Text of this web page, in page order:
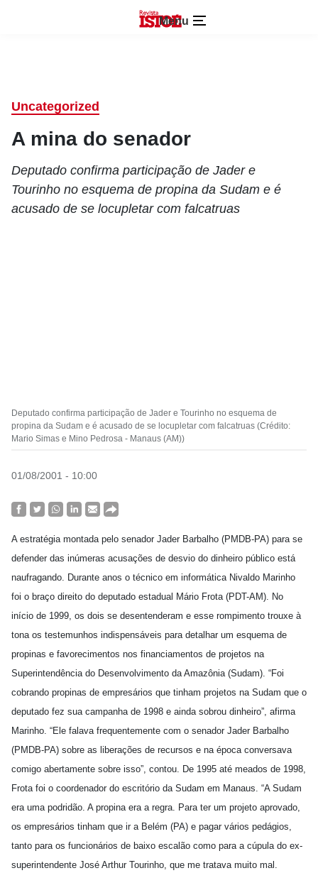
Menu
Uncategorized
A mina do senador
Deputado confirma participação de Jader e
Tourinho no esquema de propina da Sudam e é
acusado de se locupletar com falcatruas
Deputado confirma participação de Jader e Tourinho no esquema de
propina da Sudam e é acusado de se locupletar com falcatruas (Crédito:
Mario Simas e Mino Pedrosa - Manaus (AM))
01/08/2001 - 10:00
A estratégia montada pelo senador Jader Barbalho (PMDB-PA) para se
defender das inúmeras acusações de desvio do dinheiro público está
naufragando. Durante anos o técnico em informática Nivaldo Marinho
foi o braço direito do deputado estadual Mário Frota (PDT-AM). No
início de 1999, os dois se desentenderam e esse rompimento trouxe à
tona os testemunhos indispensáveis para detalhar um esquema de
propinas e favorecimentos nos financiamentos de projetos na
Superintendência do Desenvolvimento da Amazônia (Sudam). “Foi
cobrando propinas de empresários que tinham projetos na Sudam que o
deputado fez sua campanha de 1998 e ainda sobrou dinheiro”, afirma
Marinho. “Ele falava frequentemente com o senador Jader Barbalho
(PMDB-PA) sobre as liberações de recursos e na época conversava
comigo abertamente sobre isso”, contou. De 1995 até meados de 1998,
Frota foi o coordenador do escritório da Sudam em Manaus. “A Sudam
era uma podridão. A propina era a regra. Para ter um projeto aprovado,
os empresários tinham que ir a Belém (PA) e pagar vários pedágios,
tanto para os funcionários de baixo escalão como para a cúpula do ex-
superintendente José Arthur Tourinho, que me tratava muito mal.